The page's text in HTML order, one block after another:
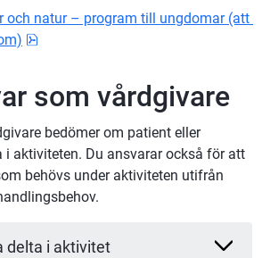
och natur – program till ungdomar (att
som vårdgivare
bedömer om patient eller
i aktiviteten. Du ansvarar också för att
behövs under aktiviteten utifrån
delta i aktivitet